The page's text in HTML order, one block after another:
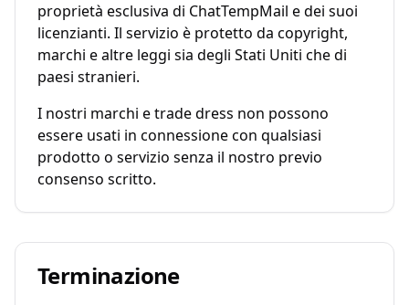
proprietà esclusiva di ChatTempMail e dei suoi
licenzianti. Il servizio è protetto da copyright,
marchi e altre leggi sia degli Stati Uniti che di
paesi stranieri.
I nostri marchi e trade dress non possono
essere usati in connessione con qualsiasi
prodotto o servizio senza il nostro previo
consenso scritto.
Terminazione